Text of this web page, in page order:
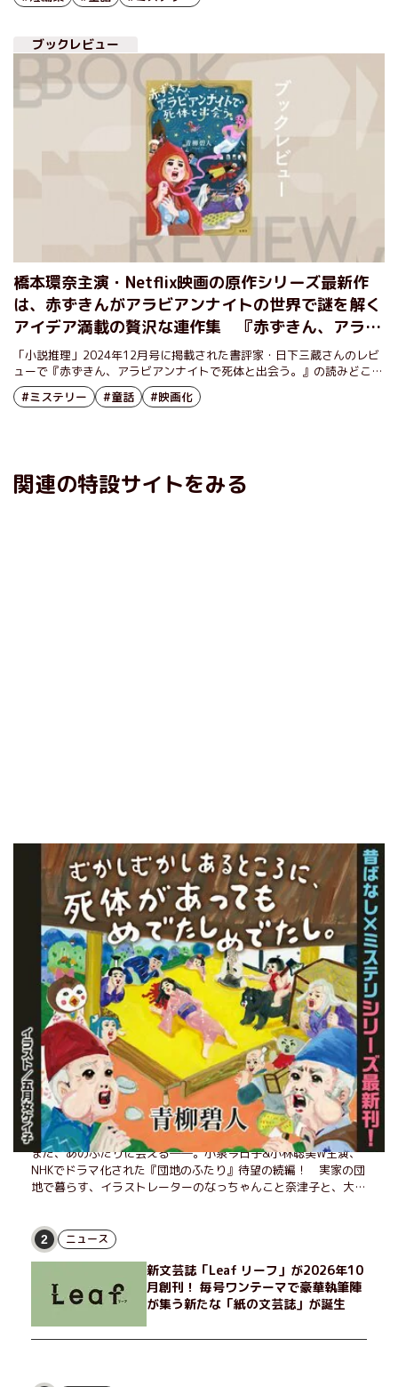
ブックレビュー
橋本環奈主演・Netflix映画の原作シリーズ最新作
は、赤ずきんがアラビアンナイトの世界で謎を解く
アイデア満載の贅沢な連作集 『赤ずきん、アラビ
アンナイトで死体と出会う。』青柳碧人
「小説推理」2024年12月号に掲載された書評家・日下三蔵さんのレビ
ューで『赤ずきん、アラビアンナイトで死体と出会う。』の読みどころ
をご紹介します。
#ミステリー #童話 #映画化
関連の特設サイトをみる
『むかしむかしあるところに、死体があってもめで
たしめでたし。』
ランキング
週間 月間
1 試し読み
また団地のふたり(1/2)
また、あのふたりに会える――。小泉今日子&小林聡美W主演、
NHKでドラマ化された『団地のふたり』待望の続編！ 実家の団
地で暮らす、イラストレーターのなっちゃんこと奈津子と、大学
げたり、部屋でふたりだけの「台湾映画祭」を催したり。50代
独身、幼なじみの変わらぬ友情とささやかな幸せの日々を描く。
2 ニュース
新文芸誌「Leaf リーフ」が2026年10
月創刊！ 毎号ワンテーマで豪華執筆陣
が集う新たな「紙の文芸誌」が誕生